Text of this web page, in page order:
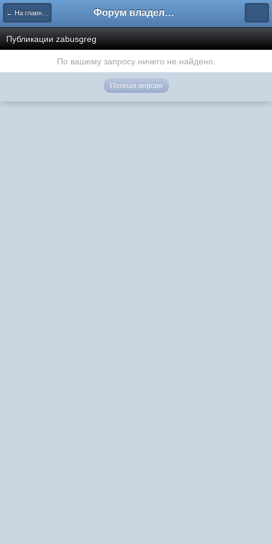
← На главную Форум владельцев интернет-магазинов
Публикации zabusgreg
По вашему запросу ничего не найдено.
Полная версия